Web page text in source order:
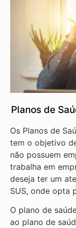
Planos de
Os Planos de
tem o objetivo
não possuem
trabalha em
deseja ter um
SUS, onde opta
O plano de
ao plano de